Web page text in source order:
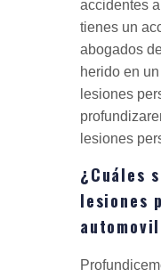
accidentes
tienes un
abogados
herido en
lesiones
lesiones
¿Cuáles
lesiones